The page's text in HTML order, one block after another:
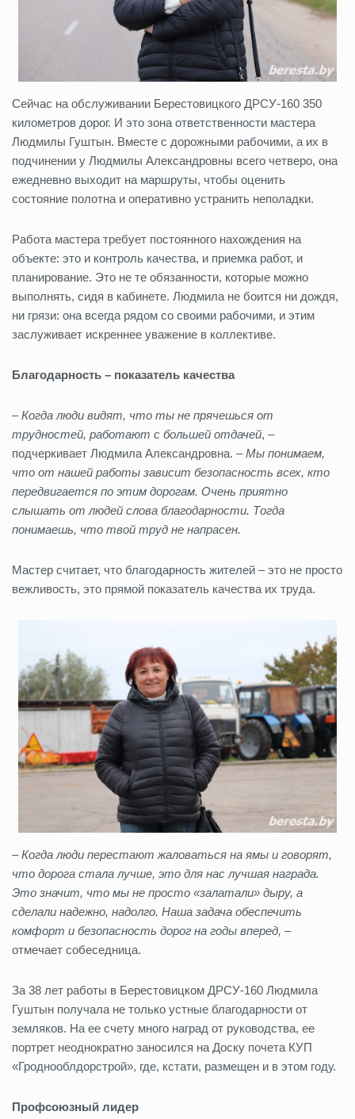
Сейчас на обслуживании Берестовицкого ДРСУ-160 350
километров дорог. И это зона ответственности мастера
Людмилы Гуштын. Вместе с дорожными рабочими, а их в
подчинении у Людмилы Александровны всего четверо, она
ежедневно выходит на маршруты, чтобы оценить
состояние полотна и оперативно устранить неполадки.
Работа мастера требует постоянного нахождения на
объекте: это и контроль качества, и приемка работ, и
планирование. Это не те обязанности, которые можно
выполнять, сидя в кабинете. Людмила не боится ни дождя,
ни грязи: она всегда рядом со своими рабочими, и этим
заслуживает искреннее уважение в коллективе.
Благодарность – показатель качества
– Когда люди видят, что ты не прячешься от
трудностей, работают с большей отдачей, –
подчеркивает Людмила Александровна. –Мы понимаем,
что от нашей работы зависит безопасность всех, кто
передвигается по этим дорогам. Очень приятно
слышать от людей слова благодарности. Тогда
понимаешь, что твой труд не напрасен.
Мастер считает, что благодарность жителей – это не просто
вежливость, это прямой показатель качества их труда.
– Когда люди перестают жаловаться на ямы и говорят,
что дорога стала лучше, это для нас лучшая награда.
Это значит, что мы не просто «залатали» дыру, а
сделали надежно, надолго. Наша задача обеспечить
комфорт и безопасность дорог на годы вперед, –
отмечает собеседница.
За 38 лет работы в Берестовицком ДРСУ-160 Людмила
Гуштын получала не только устные благодарности от
земляков. На ее счету много наград от руководства, ее
портрет неоднократно заносился на Доску почета КУП
«Гроднооблдорстрой», где, кстати, размещен и в этом году.
Профсоюзный лидер